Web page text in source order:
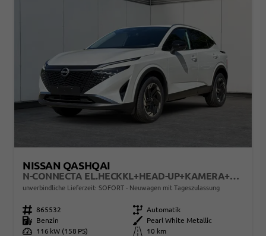
NISSAN QASHQAI
N-CONNECTA EL.HECKKL+HEAD-UP+KAMERA+ACC+PDC+SHZ+LED
unverbindliche Lieferzeit: SOFORT Neuwagen mit Tageszulassung
Fahrzeugnr. 865532 Getriebe
Automatik
Kraftstoff
Benzin Außenfarbe
Pearl White Metallic
Leistung
116 kW (158 PS) Kilometerstand 10 km